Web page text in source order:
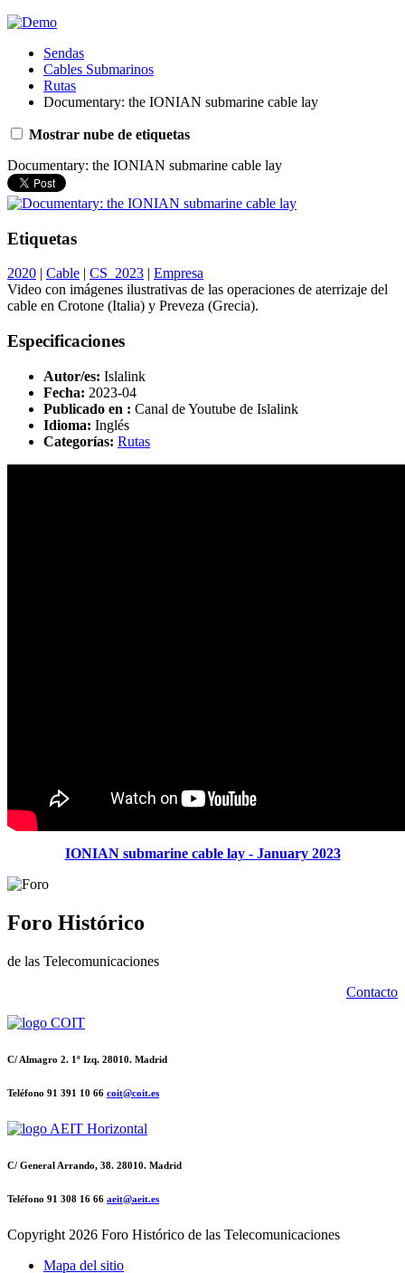
Sendas
Cables Submarinos
Rutas
Documentary: the IONIAN submarine cable lay
Mostrar nube de etiquetas
Documentary: the IONIAN submarine cable lay
Etiquetas
2020 | Cable | CS_2023 | Empresa
Video con imágenes ilustrativas de las operaciones de aterrizaje del
cable en Crotone (Italia) y Preveza (Grecia).
Especificaciones
Autor/es: Islalink
Fecha: 2023-04
Publicado en : Canal de Youtube de Islalink
Idioma: Inglés
Categorías: Rutas
IONIAN submarine cable lay - January 2023
Foro Histórico
de las Telecomunicaciones
Contacto
C/ Almagro 2. 1º Izq. 28010. Madrid
Teléfono 91 391 10 66 coit@coit.es
C/ General Arrando, 38. 28010. Madrid
Teléfono 91 308 16 66 aeit@aeit.es
Copyright 2026 Foro Histórico de las Telecomunicaciones
Mapa del sitio